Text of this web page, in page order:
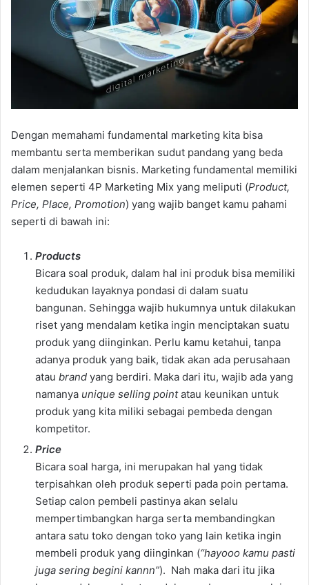
Dengan memahami fundamental marketing kita bisa
membantu serta memberikan sudut pandang yang beda
dalam menjalankan bisnis. Marketing fundamental memiliki
elemen seperti 4P Marketing Mix yang meliputi (Product,
Price, Place, Promotion) yang wajib banget kamu pahami
seperti di bawah ini:
Products
Bicara soal produk, dalam hal ini produk bisa memiliki
kedudukan layaknya pondasi di dalam suatu
bangunan. Sehingga wajib hukumnya untuk dilakukan
riset yang mendalam ketika ingin menciptakan suatu
produk yang diinginkan. Perlu kamu ketahui, tanpa
adanya produk yang baik, tidak akan ada perusahaan
atau brand yang berdiri. Maka dari itu, wajib ada yang
namanya unique selling pointatau keunikan untuk
produk yang kita miliki sebagai pembeda dengan
kompetitor.
Price
Bicara soal harga, ini merupakan hal yang tidak
terpisahkan oleh produk seperti pada poin pertama.
Setiap calon pembeli pastinya akan selalu
mempertimbangkan harga serta membandingkan
antara satu toko dengan toko yang lain ketika ingin
membeli produk yang diinginkan (“hayooo kamu pasti
juga sering begini kannn”). Nah maka dari itu jika